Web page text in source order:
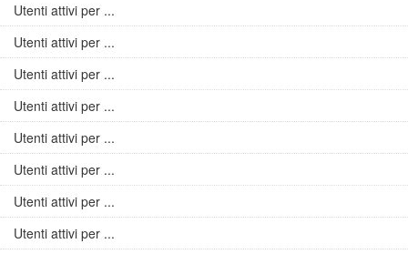
Utenti attivi per ...
Utenti attivi per ...
Utenti attivi per ...
Utenti attivi per ...
Utenti attivi per ...
Utenti attivi per ...
Utenti attivi per ...
Utenti attivi per ...